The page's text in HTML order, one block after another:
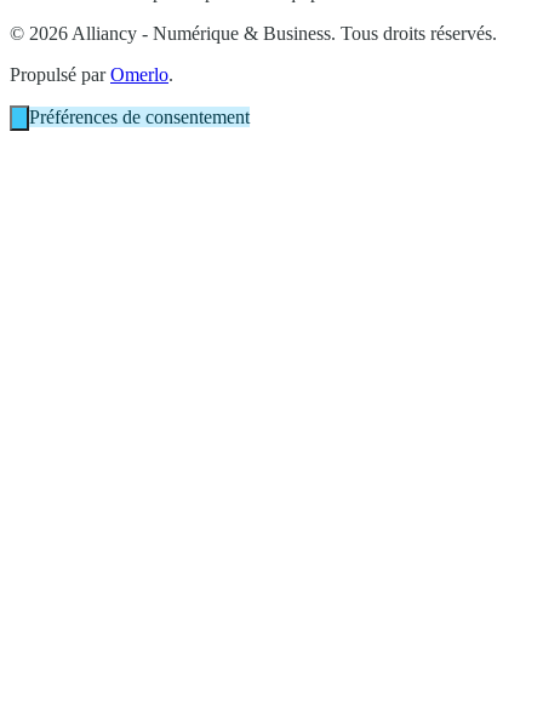
© 2026 Alliancy - Numérique & Business. Tous droits réservés.
Propulsé parOmerlo.
Préférences de consentement